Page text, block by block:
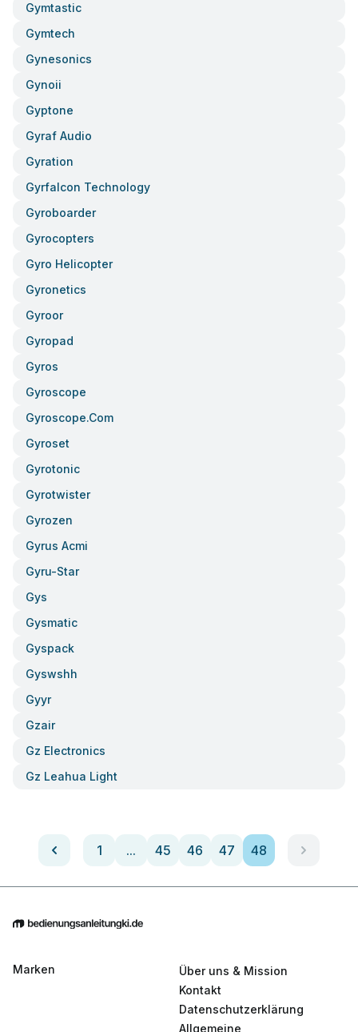
Gymtastic
Gymtech
Gynesonics
Gynoii
Gyptone
Gyraf Audio
Gyration
Gyrfalcon Technology
Gyroboarder
Gyrocopters
Gyro Helicopter
Gyronetics
Gyroor
Gyropad
Gyros
Gyroscope
Gyroscope.com
Gyroset
Gyrotonic
Gyrotwister
Gyrozen
Gyrus Acmi
Gyru-Star
Gys
Gysmatic
Gyspack
Gyswshh
Gyyr
Gzair
Gz Electronics
Gz Leahua Light
1 ... 45 46 47 48
Marken
Über uns & Mission
Kontakt
Datenschutzerklärung
Allgemeine